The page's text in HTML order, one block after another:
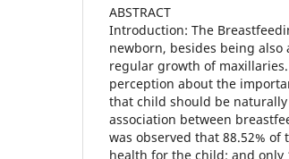
ABSTRACT
Introduction: The
newborn, besides being
regular growth of
perception about the
that child should be
association between
was observed that 88.52%
health for the child; and only